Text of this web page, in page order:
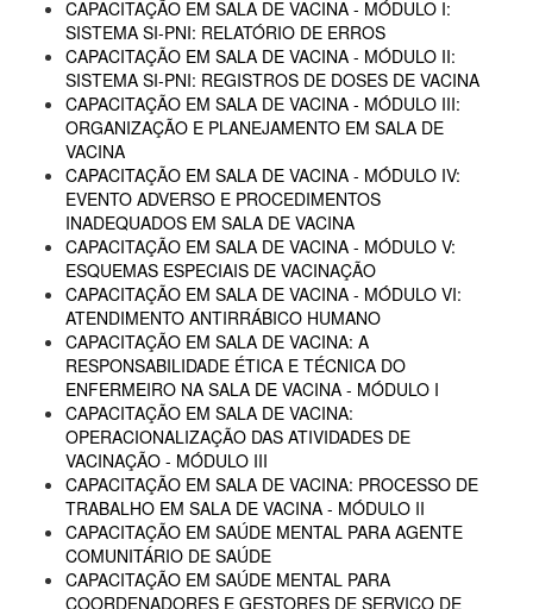
CAPACITAÇÃO EM SALA DE VACINA - MÓDULO I:
SISTEMA SI-PNI: RELATÓRIO DE ERROS
CAPACITAÇÃO EM SALA DE VACINA - MÓDULO II:
SISTEMA SI-PNI: REGISTROS DE DOSES DE VACINA
CAPACITAÇÃO EM SALA DE VACINA - MÓDULO III:
ORGANIZAÇÃO E PLANEJAMENTO EM SALA DE
VACINA
CAPACITAÇÃO EM SALA DE VACINA - MÓDULO IV:
EVENTO ADVERSO E PROCEDIMENTOS
INADEQUADOS EM SALA DE VACINA
CAPACITAÇÃO EM SALA DE VACINA - MÓDULO V:
ESQUEMAS ESPECIAIS DE VACINAÇÃO
CAPACITAÇÃO EM SALA DE VACINA - MÓDULO VI:
ATENDIMENTO ANTIRRÁBICO HUMANO
CAPACITAÇÃO EM SALA DE VACINA: A
RESPONSABILIDADE ÉTICA E TÉCNICA DO
ENFERMEIRO NA SALA DE VACINA - MÓDULO I
CAPACITAÇÃO EM SALA DE VACINA:
OPERACIONALIZAÇÃO DAS ATIVIDADES DE
VACINAÇÃO - MÓDULO III
CAPACITAÇÃO EM SALA DE VACINA: PROCESSO DE
TRABALHO EM SALA DE VACINA - MÓDULO II
CAPACITAÇÃO EM SAÚDE MENTAL PARA AGENTE
COMUNITÁRIO DE SAÚDE
CAPACITAÇÃO EM SAÚDE MENTAL PARA
COORDENADORES E GESTORES DE SERVIÇO DE